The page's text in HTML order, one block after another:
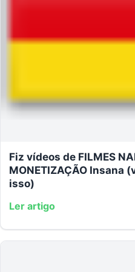
Fiz vídeos de FILMES
MONETIZAÇÃO Insana
isso)
Ler artigo